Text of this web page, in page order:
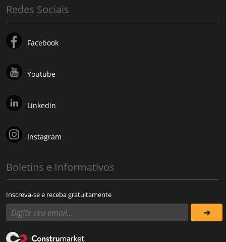
Redes Sociais
Facebook
Youtube
Linkedin
Instagram
Boletins e Informativos
Inscreva-se e receba gratuitamente